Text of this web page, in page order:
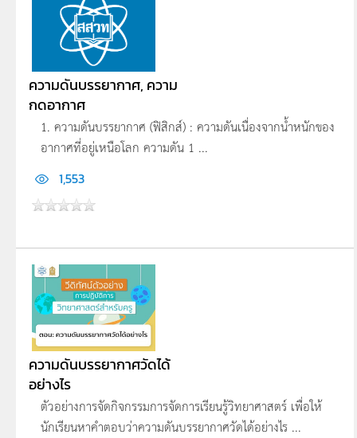
ความดันบรรยากาศ, ความ
กดอากาศ
1. ความดันบรรยากาศ (ฟิสิกส์) : ความดันเนื่องจากน้ำหนักของ
อากาศที่อยู่เหนือโลก ความดัน 1 ...
1,553
ความดันบรรยากาศวัดได้
อย่างไร
ตัวอย่างการจัดกิจกรรมการจัดการเรียนรู้วิทยาศาสตร์ เพื่อให้
นักเรียนหาคำตอบว่าความดันบรรยากาศวัดได้อย่างไร ...